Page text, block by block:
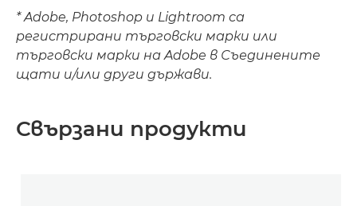
* Adobe, Photoshop и Lightroom са
регистрирани търговски марки или
търговски марки на Adobe в Съединените
щати и/или други държави.
Свързани продукти